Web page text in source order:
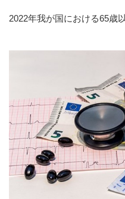
2022年我が国における65歳